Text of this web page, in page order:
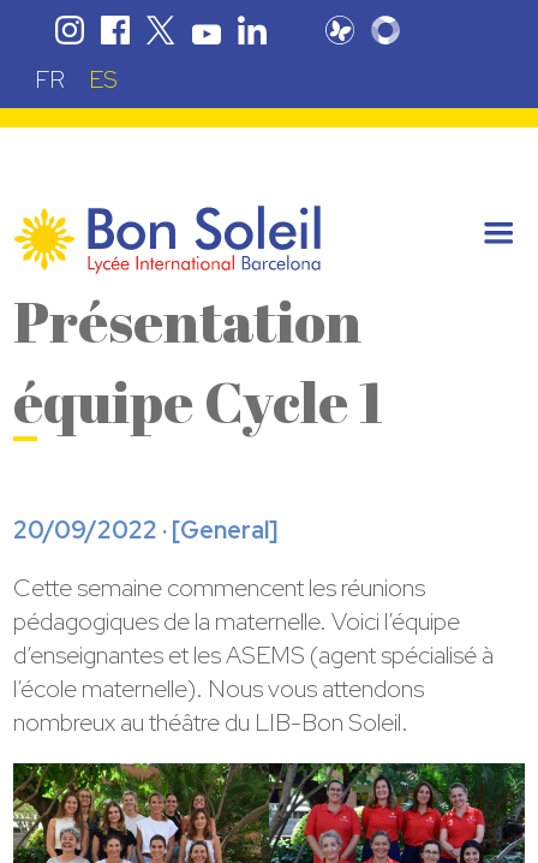
FR ES
Présentation
équipe Cycle 1
20/09/2022 · [General]
Cette semaine commencent les réunions
pédagogiques de la maternelle. Voici l’équipe
d’enseignantes et les ASEMS (agent spécialisé à
l’école maternelle). Nous vous attendons
nombreux au théâtre du LIB-Bon Soleil.